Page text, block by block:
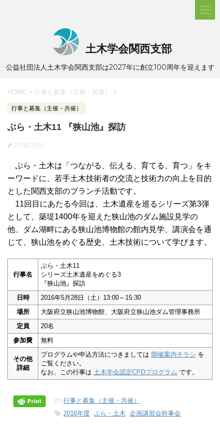
土木学会関西支部
公益社団法人土木学会関西支部は2027年に創立100周年を迎えます
HOME > 行事と募集（主催・共催） >
行事と募集（主催・共催）
ぶら・土木11 『狭山池』探訪
2016/05/01
ぶら・土木は「つながる、伝える、育てる、育つ」をキ
ーワードに、若手土木技術者の交流と技術力の向上を目的
とした関西支部のブランチ活動です。
11回目にあたる今回は、土木遺産を巡るシリーズ第3弾
として、築堤1400年を迎えた狭山池のダム施設見学の
他、ダム湖畔にある狭山池博物館の館内見学、講演会を通
じて、狭山池をめぐる歴史、土木技術について学びます。
行事名
ぶら・土木11
シリーズ土木遺産をめぐる3
『狭山池』探訪
日時
2016年5月28日（土）13:00～15:30
場所
大阪府立狭山池博物館、大阪府立狭山池ダム管理事務所
定員
20名
参加費
無料
その他
詳細
プログラムや申込方法につきましては 開催案内チラシ を
ご覧ください。
なお、この行事は 土木学会認定CPDプログラム です。
-行事と募集（主催・共催）
-2016年度, ぶら・土木, 企画講習会幹事会